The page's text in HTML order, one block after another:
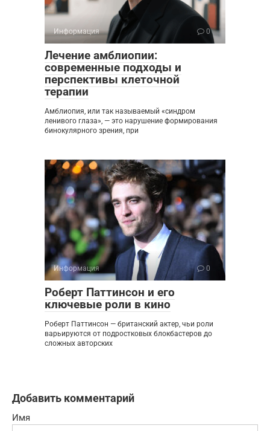
Информация 0
Лечение амблиопии:
современные подходы и
перспективы клеточной
терапии
Амблиопия, или так называемый «синдром
ленивого глаза», — это нарушение формирования
бинокулярного зрения, при
Информация 0
Роберт Паттинсон и его
ключевые роли в кино
Роберт Паттинсон — британский актер, чьи роли
варьируются от подростковых блокбастеров до
сложных авторских
Добавить комментарий
Имя